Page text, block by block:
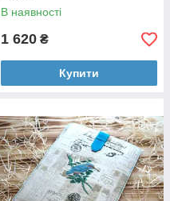
В наявності
1 620 ₴
Купити